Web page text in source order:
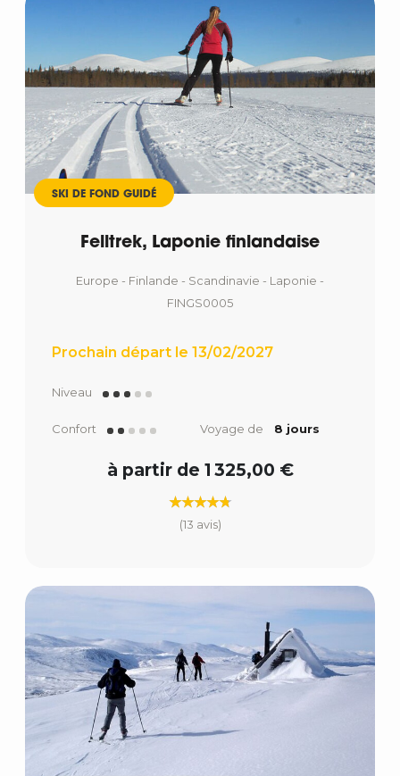
SKI DE FOND GUIDÉ
Felltrek, Laponie finlandaise
Europe - Finlande - Scandinavie - Laponie -
FINGS0005
Prochain départ le 13/02/2027
Niveau
Confort Voyage de 8 jours
à partir de 1 325,00 €
(13 avis)